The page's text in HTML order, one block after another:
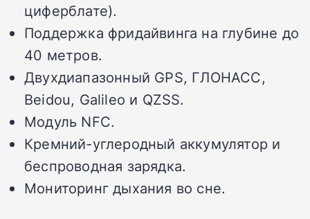
циферблате).
Поддержка фридайвинга на глубине до
40 метров.
Двухдиапазонный GPS, ГЛОНАСС,
Beidou, Galileo и QZSS.
Модуль NFC.
Кремний-углеродный аккумулятор и
беспроводная зарядка.
Мониторинг дыхания во сне.